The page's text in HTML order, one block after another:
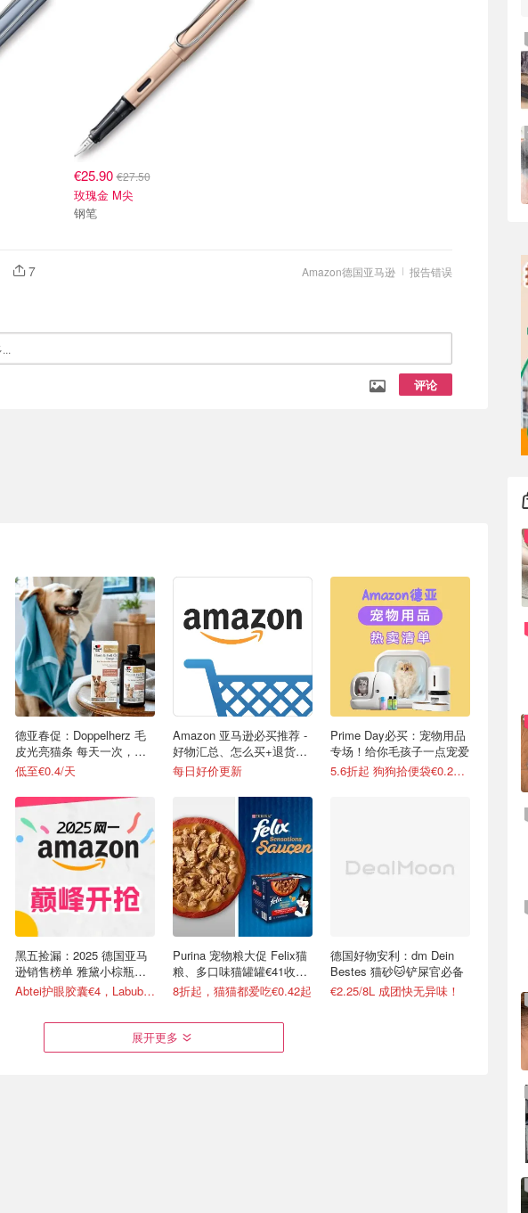
€25.90€27.50
玫瑰金 M尖
钢笔
报告错误
Amazon德国亚马逊
7
评论
德亚春促：Doppelherz 毛
皮光亮猫条 每天一次，猫
主子变身丝滑小绒球！
低至€0.4/天
黑五捡漏：2025 德国亚马
逊销售榜单 雅黛小棕瓶
50ml仅€52
Abtei护眼胶囊€4，Labubu已开奖
Amazon 亚马逊必买推荐 -
好物汇总、怎么买+退货流
程
每日好价更新
Purina 宠物粮大促 Felix猫
粮、多口味猫罐罐€41收96
罐
8折起，猫猫都爱吃€0.42起
Prime Day必买：宠物用品
专场！给你毛孩子一点宠爱
5.6折起 狗狗拾便袋€0.23/卷
德国好物安利：dm Dein
Bestes 猫砂🐱铲屎官必备
€2.25/8L 成团快无异味！
展开更多